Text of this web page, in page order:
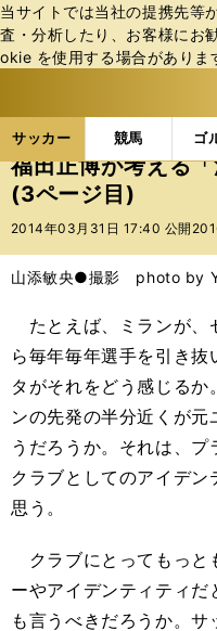
当サイトでは当社の提携先等
査・分析したり、お客様にお
okie を使⽤する場合がありま
サッカー 競馬 ゴ
ス
ポ
ル
バ
サッカーの記事一覧
福田正博が考える
(3ページ目)
2014年03月31日 17:40 公開
山添敏央●撮影 photo by
たとえば、ミランが、
ら毎年毎年選手を引き
タがそれをどう感じる
ンの先発の半分近くが
うだろうか。それは、プ
クラブとしてのアイデン
思う。
クラブにとってもっと
ーやアイデンティティ
も言うべきだろうか。